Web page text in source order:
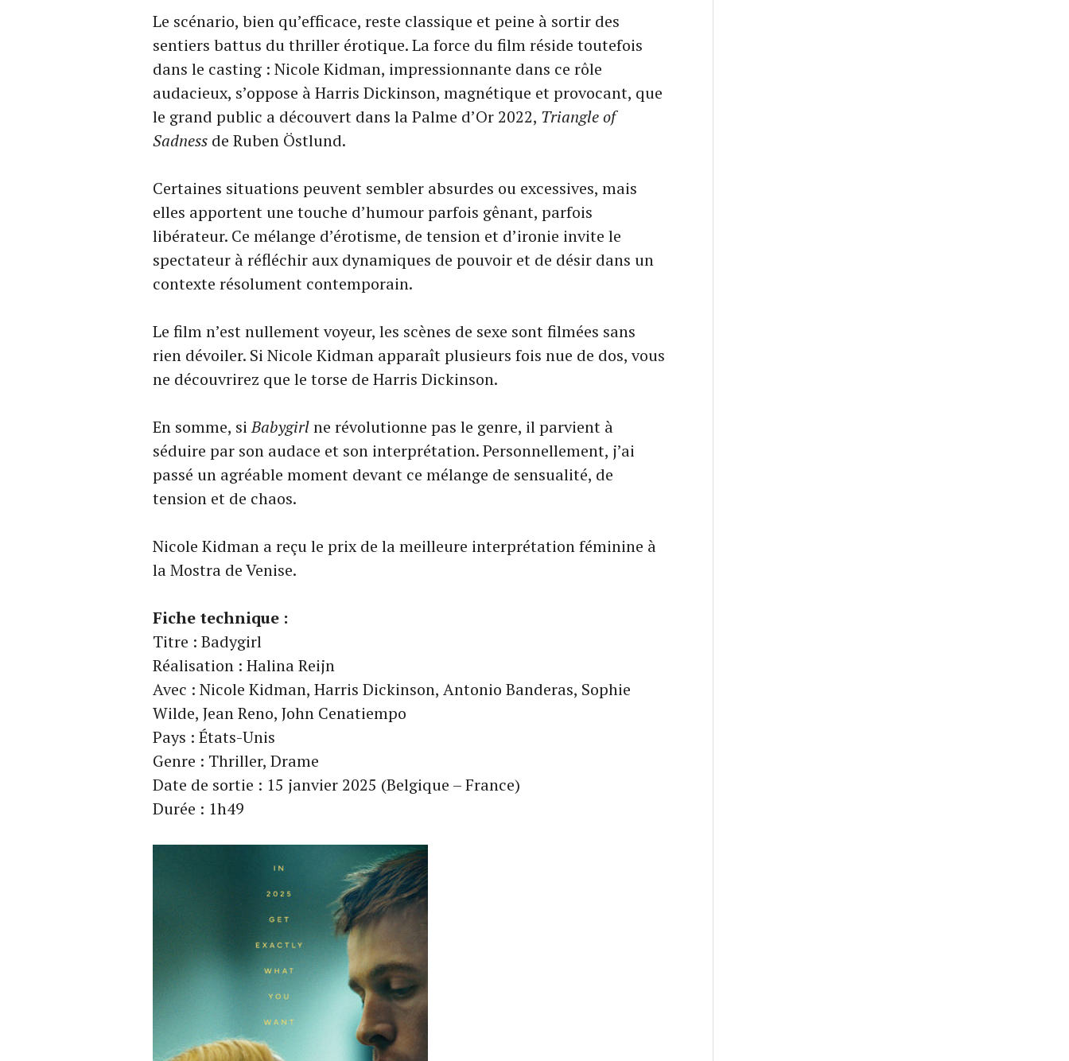
Le scénario, bien qu’efficace, reste classique et peine à sortir des
sentiers battus du thriller érotique. La force du film réside toutefois
dans le casting : Nicole Kidman, impressionnante dans ce rôle
audacieux, s’oppose à Harris Dickinson, magnétique et provocant, que
le grand public a découvert dans la Palme d’Or 2022, Triangle of
Sadness de Ruben Östlund.
Certaines situations peuvent sembler absurdes ou excessives, mais
elles apportent une touche d’humour parfois gênant, parfois
libérateur. Ce mélange d’érotisme, de tension et d’ironie invite le
spectateur à réfléchir aux dynamiques de pouvoir et de désir dans un
contexte résolument contemporain.
Le film n’est nullement voyeur, les scènes de sexe sont filmées sans
rien dévoiler. Si Nicole Kidman apparaît plusieurs fois nue de dos, vous
ne découvrirez que le torse de Harris Dickinson.
En somme, siBabygirlne révolutionne pas le genre, il parvient à
séduire par son audace et son interprétation. Personnellement, j’ai
passé un agréable moment devant ce mélange de sensualité, de
tension et de chaos.
Nicole Kidman a reçu le prix de la meilleure interprétation féminine à
la Mostra de Venise.
Fiche technique :
Titre : Badygirl
Réalisation : Halina Reijn
Avec : Nicole Kidman, Harris Dickinson, Antonio Banderas, Sophie
Wilde, Jean Reno, John Cenatiempo
Pays : États-Unis
Genre : Thriller, Drame
Date de sortie : 15 janvier 2025 (Belgique – France)
Durée : 1h49